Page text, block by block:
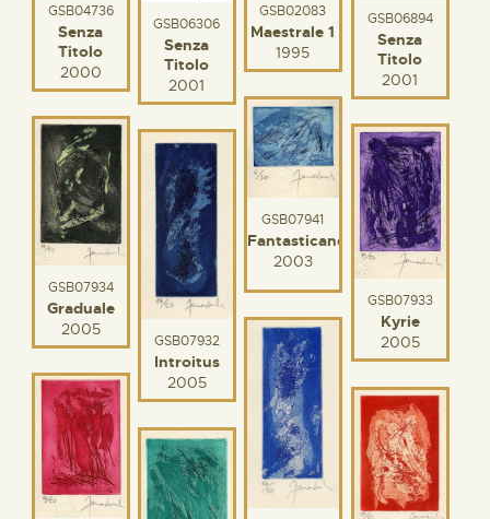
GSB02083
Maestrale 1
1995
GSB04736
Senza
Titolo
2000
GSB06894
Senza
Titolo
2001
GSB06306
Senza
Titolo
2001
GSB07941
Fantasticando
2003
GSB07934
Graduale
2005
GSB07933
Kyrie
2005
GSB07932
Introitus
2005